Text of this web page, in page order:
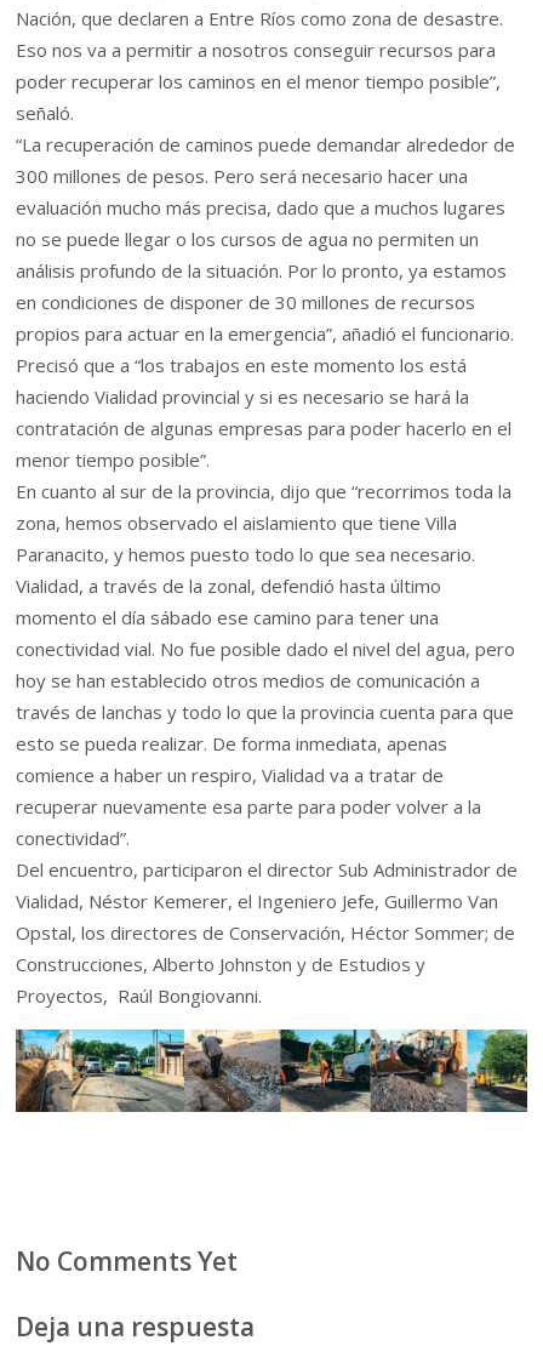
Nación, que declaren a Entre Ríos como zona de desastre.
Eso nos va a permitir a nosotros conseguir recursos para
poder recuperar los caminos en el menor tiempo posible”,
señaló.
“La recuperación de caminos puede demandar alrededor de
300 millones de pesos. Pero será necesario hacer una
evaluación mucho más precisa, dado que a muchos lugares
no se puede llegar o los cursos de agua no permiten un
análisis profundo de la situación. Por lo pronto, ya estamos
en condiciones de disponer de 30 millones de recursos
propios para actuar en la emergencia”, añadió el funcionario.
Precisó que a “los trabajos en este momento los está
haciendo Vialidad provincial y si es necesario se hará la
contratación de algunas empresas para poder hacerlo en el
menor tiempo posible”.
En cuanto al sur de la provincia, dijo que “recorrimos toda la
zona, hemos observado el aislamiento que tiene Villa
Paranacito, y hemos puesto todo lo que sea necesario.
Vialidad, a través de la zonal, defendió hasta último
momento el día sábado ese camino para tener una
conectividad vial. No fue posible dado el nivel del agua, pero
hoy se han establecido otros medios de comunicación a
través de lanchas y todo lo que la provincia cuenta para que
esto se pueda realizar. De forma inmediata, apenas
comience a haber un respiro, Vialidad va a tratar de
recuperar nuevamente esa parte para poder volver a la
conectividad”.
Del encuentro, participaron el director Sub Administrador de
Vialidad, Néstor Kemerer, el Ingeniero Jefe, Guillermo Van
Opstal, los directores de Conservación, Héctor Sommer; de
Construcciones, Alberto Johnston y de Estudios y
Proyectos, Raúl Bongiovanni.
No Comments Yet
Deja una respuesta